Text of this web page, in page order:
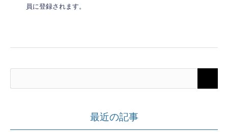
員に登録されます。
最近の記事